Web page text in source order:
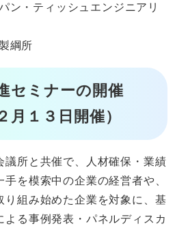
ン・ティッシュエンジニアリ
綱所
セミナーの開催
月１３日開催）
議所と共催で、人材確保・業績
を模索中の企業の経営者や、
り組み始めた企業を対象に、基
よる事例発表・パネルディスカ